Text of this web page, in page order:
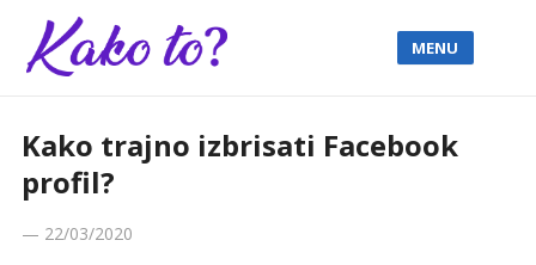
MENU
Kako trajno izbrisati Facebook
profil?
— 22/03/2020